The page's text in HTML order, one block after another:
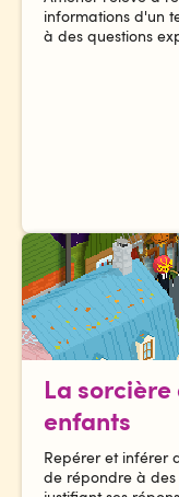
informations d'un
à des questions
La
enfants
Repérer et inférer
de répondre à des